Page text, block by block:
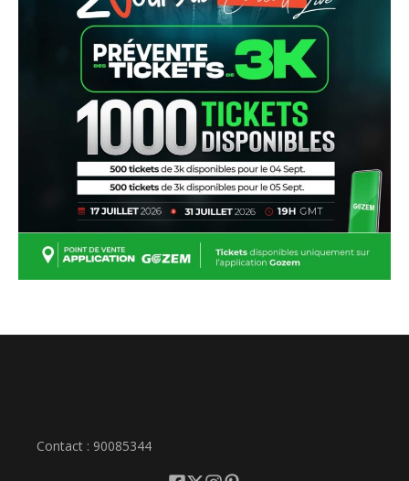
Contact : 90085344